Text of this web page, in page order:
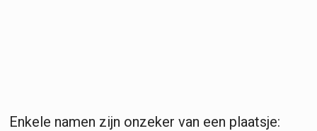
Enkele namen zijn onzeker van een plaatsje: